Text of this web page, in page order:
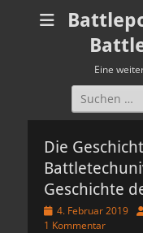
Eine
Suchen
nach:
Die
Geschichte
Veröffentlicht
am
4. Februar 2019
1 Kommentar